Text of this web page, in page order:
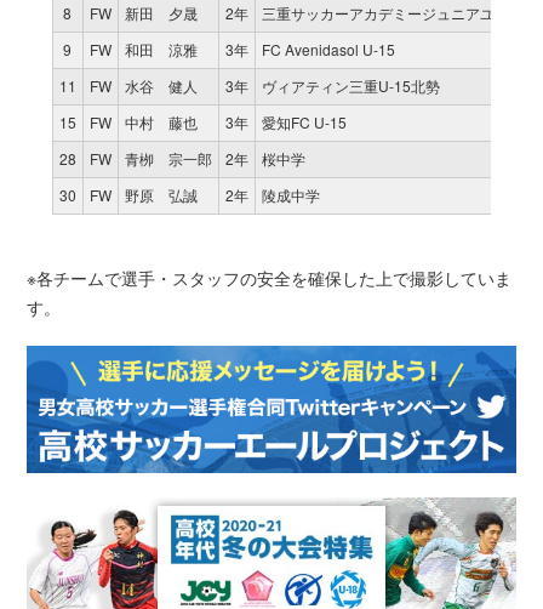
8
FW 新田 夕晟 2年 三重サッカーアカデミージュニアユース
9
FW 和田 涼雅 3年 FC Avenidasol U-15
11
FW 水谷 健人 3年 ヴィアティン三重U-15北勢
15
FW 中村 藤也 3年 愛知FC U-15
28
FW 青栁 宗一郎 2年 桜中学
30
FW 野原 弘誠 2年 陵成中学
※各チームで選手・スタッフの安全を確保した上で撮影していま
す。